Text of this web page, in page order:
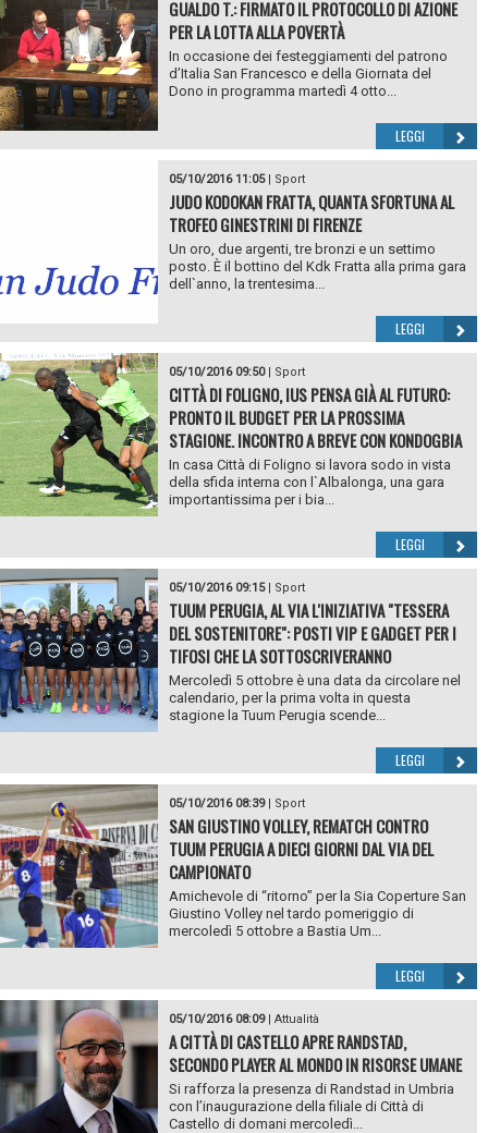
GUALDO T.: FIRMATO IL PROTOCOLLO DI AZIONE
PER LA LOTTA ALLA POVERTÀ
In occasione dei festeggiamenti del patrono
d’Italia San Francesco e della Giornata del
Dono in programma martedì 4 otto...
LEGGI
05/10/2016 11:05| Sport
JUDO KODOKAN FRATTA, QUANTA SFORTUNA AL
TROFEO GINESTRINI DI FIRENZE
Un oro, due argenti, tre bronzi e un settimo
posto. È il bottino del Kdk Fratta alla prima gara
dell`anno, la trentesima...
LEGGI
05/10/2016 09:50| Sport
CITTÀ DI FOLIGNO, IUS PENSA GIÀ AL FUTURO:
PRONTO IL BUDGET PER LA PROSSIMA
STAGIONE. INCONTRO A BREVE CON KONDOGBIA
In casa Città di Foligno si lavora sodo in vista
della sfida interna con l`Albalonga, una gara
importantissima per i bia...
LEGGI
05/10/2016 09:15| Sport
TUUM PERUGIA, AL VIA L'INIZIATIVA "TESSERA
DEL SOSTENITORE": POSTI VIP E GADGET PER I
TIFOSI CHE LA SOTTOSCRIVERANNO
Mercoledì 5 ottobre è una data da circolare nel
calendario, per la prima volta in questa
stagione la Tuum Perugia scende...
LEGGI
05/10/2016 08:39| Sport
SAN GIUSTINO VOLLEY, REMATCH CONTRO
TUUM PERUGIA A DIECI GIORNI DAL VIA DEL
CAMPIONATO
Amichevole di “ritorno” per la Sia Coperture San
Giustino Volley nel tardo pomeriggio di
mercoledì 5 ottobre a Bastia Um...
LEGGI
05/10/2016 08:09| Attualità
A CITTÀ DI CASTELLO APRE RANDSTAD,
SECONDO PLAYER AL MONDO IN RISORSE UMANE
Si rafforza la presenza di Randstad in Umbria
con l’inaugurazione della filiale di Città di
Castello di domani mercoledì...